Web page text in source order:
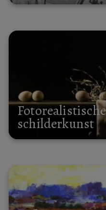
Fotorealistische
schilderkunst